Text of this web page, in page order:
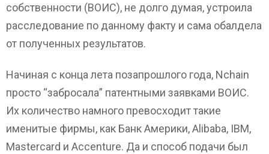
собственности (ВОИС), не долго думая, устроила
расследование по данному факту и сама обалдела
от полученных результатов.
Начиная с конца лета позапрошлого года, Nchain
просто “забросала” патентными заявками ВОИС.
Их количество намного превосходит такие
именитые фирмы, как Банк Америки, Alibaba, IBM,
Mastercard и Accenture. Да и способ подачи был